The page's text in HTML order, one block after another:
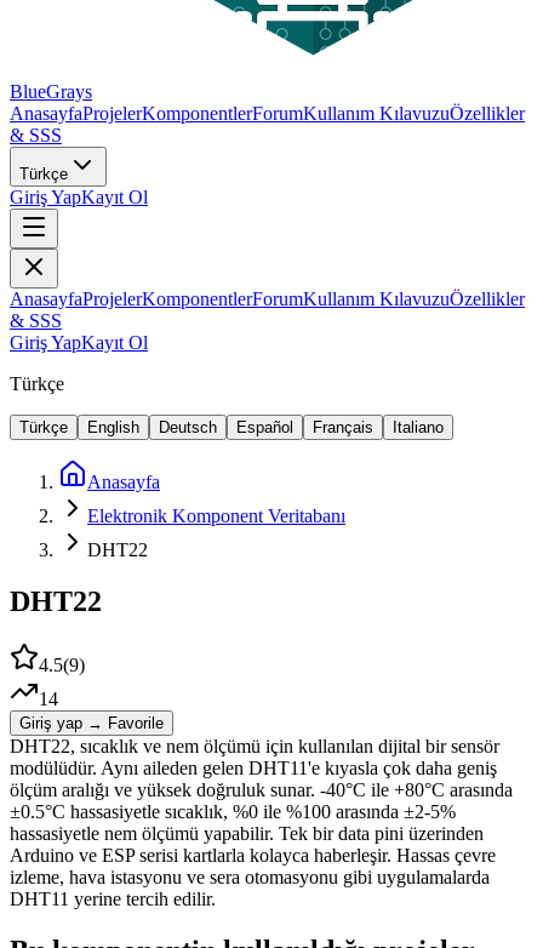
BlueGrays
AnasayfaProjelerKomponentlerForumKullanım KılavuzuÖzellikler
& SSS
Türkçe
Giriş YapKayıt Ol
AnasayfaProjelerKomponentlerForumKullanım KılavuzuÖzellikler
& SSS
Giriş YapKayıt Ol
Türkçe
Türkçe English Deutsch Español Français Italiano
Anasayfa
Elektronik Komponent Veritabanı
DHT22
DHT22
4.5(9)
14
Giriş yap → Favorile
DHT22, sıcaklık ve nem ölçümü için kullanılan dijital bir sensör
modülüdür. Aynı aileden gelen DHT11'e kıyasla çok daha geniş
ölçüm aralığı ve yüksek doğruluk sunar. -40°C ile +80°C arasında
±0.5°C hassasiyetle sıcaklık, %0 ile %100 arasında ±2-5%
hassasiyetle nem ölçümü yapabilir. Tek bir data pini üzerinden
Arduino ve ESP serisi kartlarla kolayca haberleşir. Hassas çevre
izleme, hava istasyonu ve sera otomasyonu gibi uygulamalarda
DHT11 yerine tercih edilir.